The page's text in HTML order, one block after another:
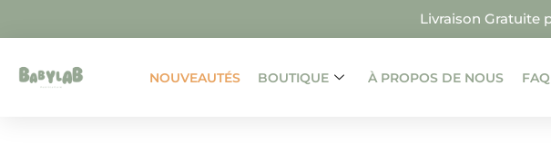
Livraison Gratuite
NOUVEAUTÉS BOUTIQUE À PROPOS DE NOUS FAQ